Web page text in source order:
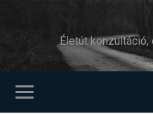
Életút konzultáció,